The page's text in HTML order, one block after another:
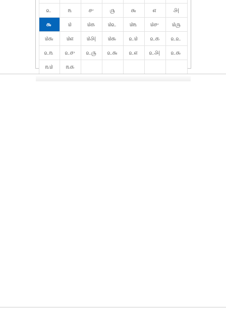
௨
௩ ௪ ௫ ௬ ௭
௮
௯
௰ ௰௧ ௰௨ ௰௩ ௰௪
௰௫
௰௬
௰௭ ௰௮ ௰௯ ௨௰ ௨௧
௨௨
௨௩
௨௪ ௨௫ ௨௬ ௨௭ ௨௮
௨௯
௩௰
௩௧